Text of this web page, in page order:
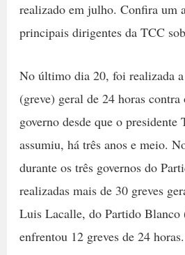
realizado em julho. Confira um
principais dirigentes da TCC
No último dia 20, foi realizada
(greve) geral de 24 horas contra
governo desde que o presidente
assumiu, há três anos e meio.
durante os três governos do
realizadas mais de 30 greves
Luis Lacalle, do Partido Blanco
enfrentou 12 greves de 24